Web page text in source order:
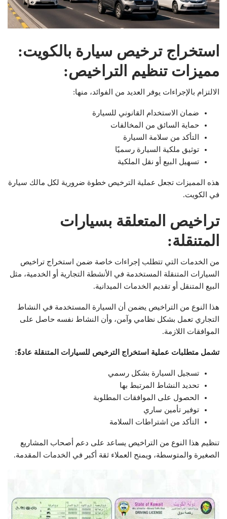
استخراج ترخيص سيارة بالكويت:
مميزات تنظيم التراخيص:
الالتزام بالإجراءات يوفر العديد من الفوائد، منها:
ضمان الاستخدام القانوني للسيارة
حماية السائق من المخالفات
التأكد من سلامة السيارة
توثيق ملكية السيارة رسميًا
تسهيل البيع أو نقل الملكية
هذه المميزات تجعل عملية الترخيص خطوة ضرورية لكل مالك سيارة
في الكويت.
تراخيص المتعلقة بسيارات
المتنقلة:
من الخدمات التي تتطلب إجراءات خاصة ضمن استخراج تراخيص
السيارات المتنقلة المستخدمة في الأنشطة التجارية أو الخدمية، مثل
البيع المتنقل أو تقديم الخدمات الميدانية.
هذا النوع من التراخيص يضمن أن السيارة المستخدمة في النشاط
التجاري تعمل بشكل نظامي وآمن، وأن النشاط نفسه حاصل على
الموافقات اللازمة.
تشمل متطلبات عملية استخراج الترخيص للسيارات المتنقلة عادةً:
تسجيل السيارة بشكل رسمي
تحديد النشاط المرتبط بها
الحصول على الموافقات المطلوبة
توفير تأمين ساري
التأكد من اشتراطات السلامة
تنظيم هذا النوع من التراخيص يساعد على دعم أصحاب المشاريع
الصغيرة والمتوسطة، ويمنح العملاء ثقة أكبر في الخدمات المقدمة.